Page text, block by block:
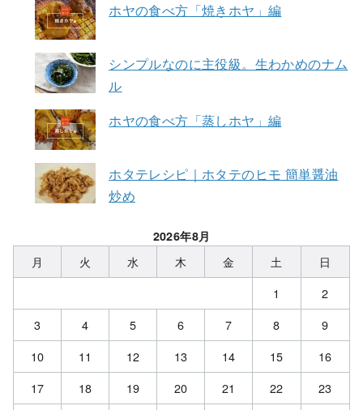
ホヤの食べ方「焼きホヤ」編
シンプルなのに主役級。生わかめのナム
ル
ホヤの食べ方「蒸しホヤ」編
ホタテレシピ｜ホタテのヒモ 簡単醤油
炒め
2026年8月
月 火 水 木 金 土
日
1
2
3
4 5 6 7 8
9
10
11 12 13 14 15
16
17
18 19 20 21 22
23